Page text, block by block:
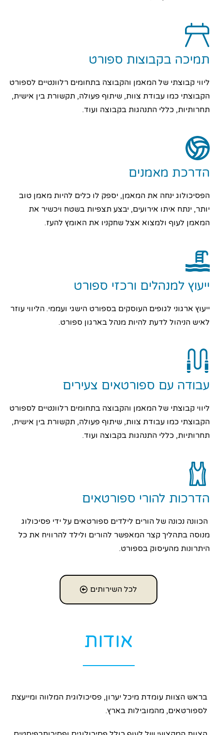
תמיכה בקבוצות ספורט
ליווי קבוצתי של המאמן והקבוצה בתחומים רלוונטיים לספורט
הקבוצתי כמו עבודת צוות, שיתוף פעולה, תקשורת בין אישית,
תחרותיות, כללי התנהגות בקבוצה ועוד.
הדרכת מאמנים
הפסיכולוג ינחה את המאמן, יספק לו כלים להיות מאמן טוב
יותר, ינתח איתו אירועים, יבצע תצפיות בשטח ויכשיר את
המאמן לעוף ולמצוא אצל שחקניו את האומץ להעז.
ייעוץ למנהלים ורכזי ספורט
ייעוץ ארגוני לגופים העוסקים בספורט הישגי ועממי. הליווי עוזר
לאיש הניהול לדעת להיות מנהל בארגון ספורט.
עבודה עם ספורטאים צעירים
ליווי קבוצתי של המאמן והקבוצה בתחומים רלוונטיים לספורט
הקבוצתי כמו עבודת צוות, שיתוף פעולה, תקשורת בין אישית,
תחרותיות, כללי התנהגות בקבוצה ועוד.
הדרכות להורי ספורטאים
הכוונה נכונה של הורים לילדים ספורטאים על ידי פסיכולוג
מנוסה בתהליך קצר המאפשר להורים ולילד להרוויח את כל
היתרונות מהעיסוק בספורט.
לכל השירותים
אודות
בראש הצוות עומדת מיכל יערון, פסיכולוגית המלווה ומייעצת
לספורטאים, מהמובילות בארץ.